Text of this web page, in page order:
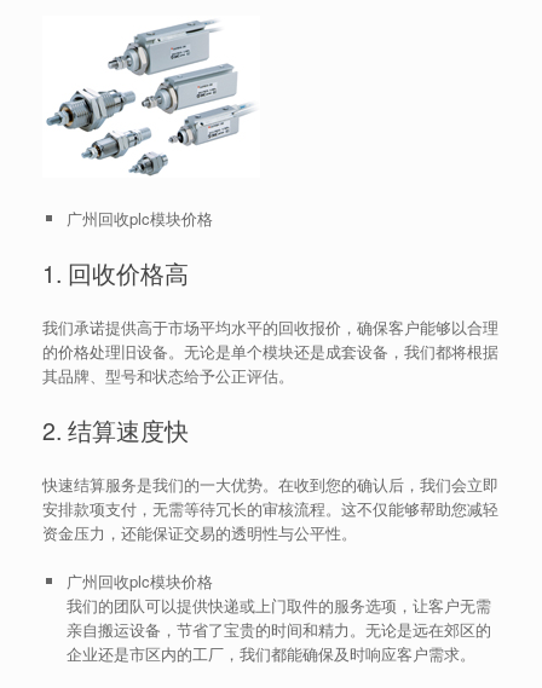
广州回收plc模块价格
1. 回收价格高
我们承诺提供高于市场平均水平的回收报价，确保客户能够以合理
的价格处理旧设备。无论是单个模块还是成套设备，我们都将根据
其品牌、型号和状态给予公正评估。
2. 结算速度快
快速结算服务是我们的一大优势。在收到您的确认后，我们会立即
安排款项支付，无需等待冗长的审核流程。这不仅能够帮助您减轻
资金压力，还能保证交易的透明性与公平性。
广州回收plc模块价格
我们的团队可以提供快递或上门取件的服务选项，让客户无需
亲自搬运设备，节省了宝贵的时间和精力。无论是远在郊区的
企业还是市区内的工厂，我们都能确保及时响应客户需求。